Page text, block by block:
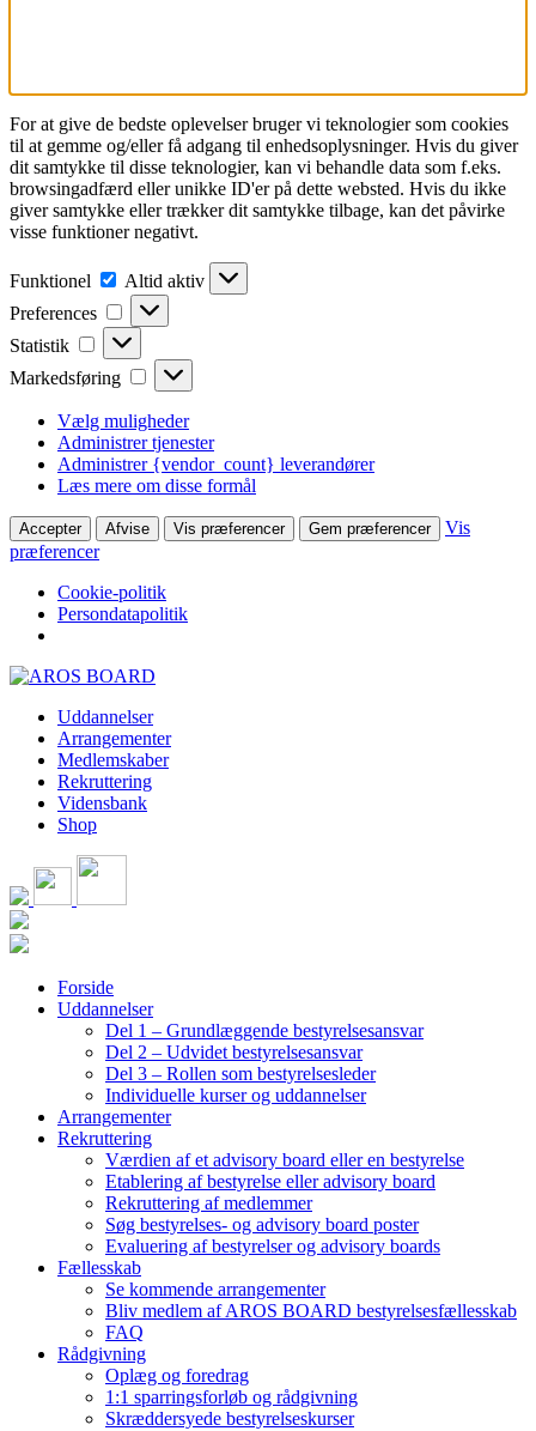
For at give de bedste oplevelser bruger vi teknologier som cookies
til at gemme og/eller få adgang til enhedsoplysninger. Hvis du giver
dit samtykke til disse teknologier, kan vi behandle data som f.eks.
browsingadfærd eller unikke ID'er på dette websted. Hvis du ikke
giver samtykke eller trækker dit samtykke tilbage, kan det påvirke
visse funktioner negativt.
Funktionel Funktionel
Altid aktiv
Preferences
Preferences
Statistik Statistik
Markedsføring Markedsføring
Vælg muligheder
Administrer tjenester
Administrer {vendor_count} leverandører
Læs mere om disse formål
Accepter Afvise Vis præferencer Gem præferencer
Vis
præferencer
Cookie-politik
Persondatapolitik
Skip
contentUddannelser
Arrangementer
Medlemskaber
Rekruttering
Vidensbank
Shop
Forside
Uddannelser
Del 1 – Grundlæggende bestyrelsesansvar
Del 2 – Udvidet bestyrelsesansvar
Del 3 – Rollen som bestyrelsesleder
Individuelle kurser og uddannelser
Arrangementer
Rekruttering
Værdien af et advisory board eller en bestyrelse
Etablering af bestyrelse eller advisory board
Rekruttering af medlemmer
Søg bestyrelses- og advisory board poster
Evaluering af bestyrelser og advisory boards
Fællesskab
Se kommende arrangementer
Bliv medlem af AROS BOARD bestyrelsesfællesskab
FAQ
Rådgivning
Oplæg og foredrag
1:1 sparringsforløb og rådgivning
Skræddersyede bestyrelseskurser